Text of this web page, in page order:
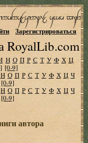
RoyalLib.com
Зарегистрироваться
Н О П Р С Т У Ф Х Ц
[0-9]
Н О П Р С Т У Ф Х Ц Ч
[0-9]
Н О П Р С Т У Ф Х Ц Ч
[0-9]
автора